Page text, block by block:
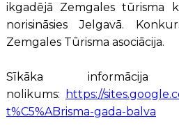
ikgadējā Zemgales tūrisma
norisināsies Jelgavā.
Zemgales Tūrisma asociācija.
Sīkāka
nolikums:
https://
t%C5%ABrisma-gada-balva